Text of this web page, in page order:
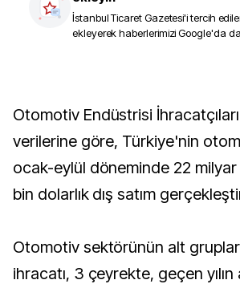
İstanbul Ticaret Gazetesi'i tercih
ekleyerek haberlerimizi Google'da
Otomotiv Endüstrisi İhracatçıları Birliği (OİB)
verilerine göre, Türkiye'nin
ocak-eylül döneminde 22
bin dolarlık dış satım
Otomotiv sektörünün alt
ihracatı, 3 çeyrekte, geçen yılın